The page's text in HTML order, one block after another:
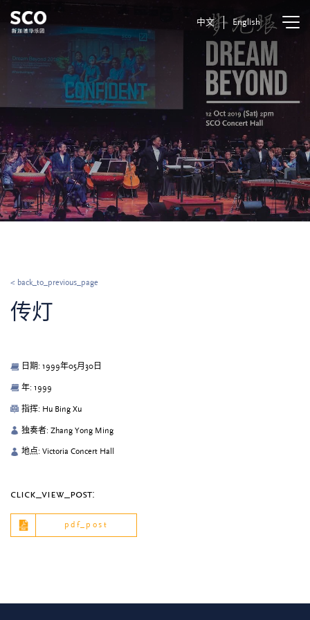
中文 English
< back_to_previous_page
传灯
日期: 1999年05月30日
年: 1999
指挥: Hu Bing Xu
独奏者: Zhang Yong Ming
地点: Victoria Concert Hall
click_view_post:
pdf_post